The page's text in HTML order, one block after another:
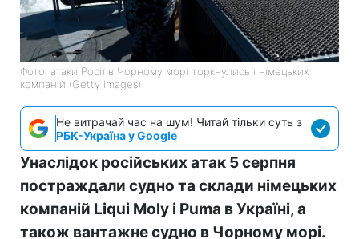
Фото: атаки Росії в Чорному морі торкнулись і німецьких
компаній (Getty Images)
Не витрачай час на шум! Читай тільки суть з
РБК-Україна у Google
Унаслідок російських атак 5 серпня
постраждали судно та склади німецьких
компаній Liqui Moly і Puma в Україні, а
також вантажне судно в Чорному морі.